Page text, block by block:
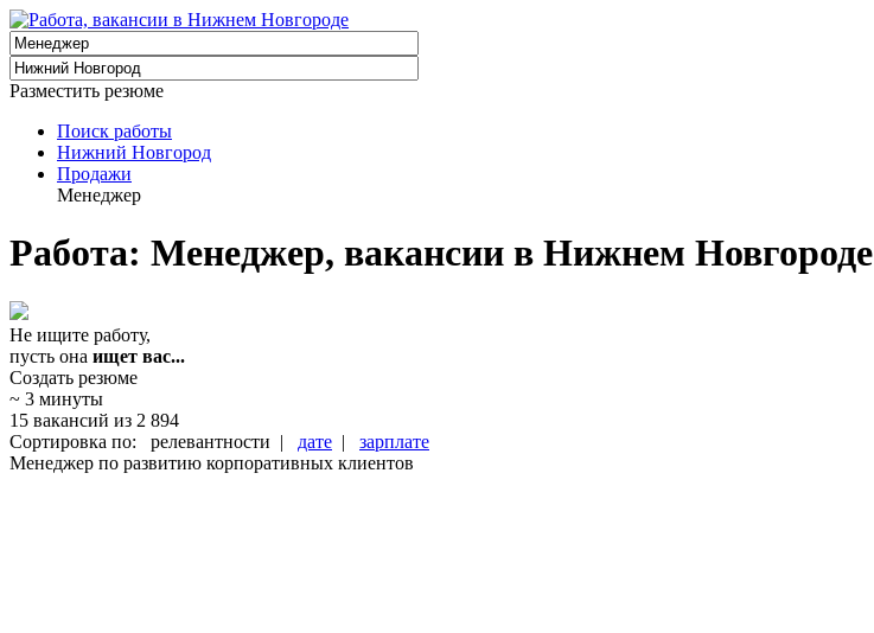
Разместить резюме
Поиск работы
Нижний Новгород
Продажи
Менеджер
Работа: Менеджер, вакансии в Нижнем Новгороде
Не ищите работу,
пусть она ищет вас...
Создать резюме
~ 3 минуты
15 вакансий из 2 894
Сортировка по: релевантности | дате | зарплате
Менеджер по развитию корпоративных клиентов